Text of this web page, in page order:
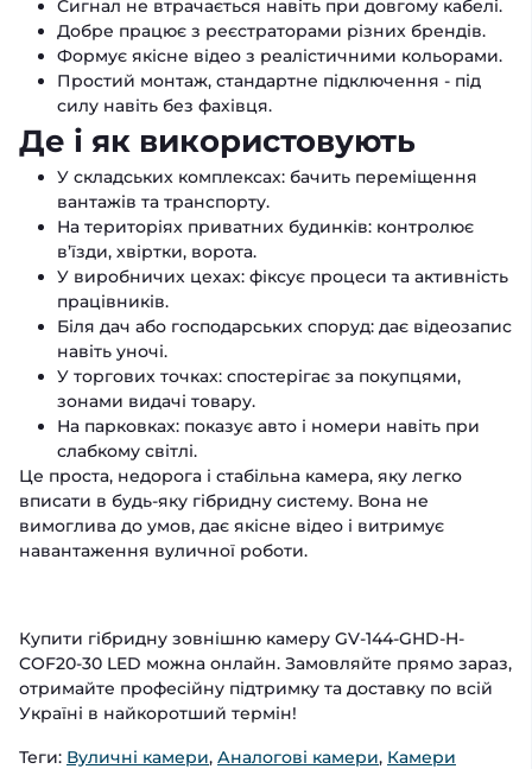
Сигнал не втрачається навіть при довгому кабелі.
Добре працює з реєстраторами різних брендів.
Формує якісне відео з реалістичними кольорами.
Простий монтаж, стандартне підключення - під
силу навіть без фахівця.
Де і як використовують
У складських комплексах: бачить переміщення
вантажів та транспорту.
На територіях приватних будинків: контролює
в’їзди, хвіртки, ворота.
У виробничих цехах: фіксує процеси та активність
працівників.
Біля дач або господарських споруд: дає відеозапис
навіть уночі.
У торгових точках: спостерігає за покупцями,
зонами видачі товару.
На парковках: показує авто і номери навіть при
слабкому світлі.
Це проста, недорога і стабільна камера, яку легко
вписати в будь-яку гібридну систему. Вона не
вимоглива до умов, дає якісне відео і витримує
навантаження вуличної роботи.
Купити гібридну зовнішню камеру GV-144-GHD-H-
COF20-30 LED можна онлайн. Замовляйте прямо зараз,
отримайте професійну підтримку та доставку по всій
Україні в найкоротший термін!
Теги: Вуличні камери, Аналогові камери, Камери